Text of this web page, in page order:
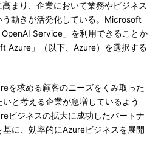
まり、企業において業務やビジネス
う動きが活発化している。Microsoft
Service」を利用できることか
Azure」（以下、Azure）を選択する
を求める顧客のニーズをくみ取った
と考える企業が急増しているよう
ビジネスの拡大に成功したパートナ
に、効率的にAzureビジネスを展開